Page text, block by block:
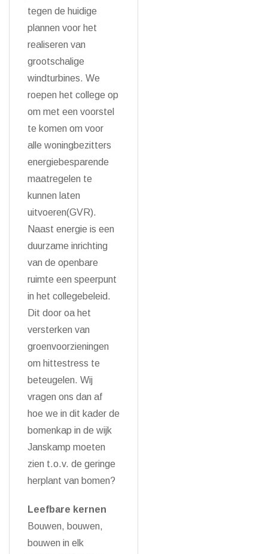
tegen de huidige
plannen voor het
realiseren van
grootschalige
windturbines. We
roepen het college op
om met een voorstel
te komen om voor
alle woningbezitters
energiebesparende
maatregelen te
kunnen laten
uitvoeren(GVR).
Naast energie is een
duurzame inrichting
van de openbare
ruimte een speerpunt
in het collegebeleid.
Dit door oa het
versterken van
groenvoorzieningen
om hittestress te
beteugelen. Wij
vragen ons dan af
hoe we in dit kader de
bomenkap in de wijk
Janskamp moeten
zien t.o.v. de geringe
herplant van bomen?
Leefbare kernen
Bouwen, bouwen,
bouwen in elk